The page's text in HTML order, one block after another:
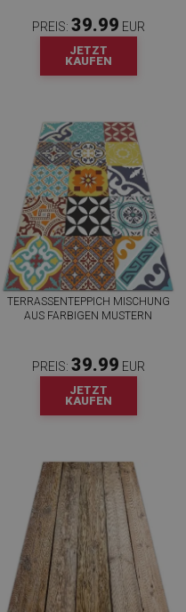
PREIS: 39.99 EUR
JETZT
KAUFEN
TERRASSENTEPPICH MISCHUNG
AUS FARBIGEN MUSTERN
PREIS: 39.99 EUR
JETZT
KAUFEN